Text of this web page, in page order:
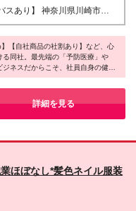
県内で働きたい方 ◎健康、
で、腰を据えて長く働きたい
落してもう一度しっかり働
な
・待遇に差異はありませ
川県川崎市高
イエンスパーク東棟212 (変
関連勤務地
】【自社商品の社割あり】など、心
る同社。最先端の「予防医療」や
ジネスだからこそ、社員自身の健康
スにはおやつが常備され、、不定
物がサプライズで配られること
ーと和気あいあいと働ける温かい雰
腰を据えて働ける環境です♪
詳細を見る
ほぼなし*髪色ネイル服装